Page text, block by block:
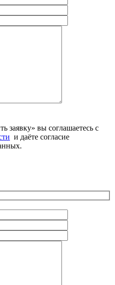
заявку» вы соглашаетесь с
и даёте согласие